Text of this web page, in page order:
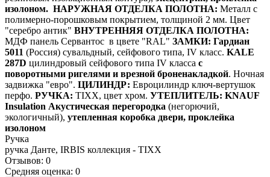
изолоном. НАРУЖНАЯ ОТДЕЛКА ПОЛОТНА: Металл с
полимерно-порошковым покрытием, толщиной 2 мм. Цвет
"серебро антик" ВНУТРЕННЯЯ ОТДЕЛКА ПОЛОТНА:
МДФ панель Сервантос в цвете "RAL" ЗАМКИ: Гардиан
5011 (Россия) сувальдный, сейфового типа, IV класс. KALE
287D цилиндровый сейфового типа IV класса с
поворотными ригелями и врезной броненакладкой. Ночная
задвижка "евро". ЦИЛИНДР: Евроцилиндр ключ-вертушок
перфо. РУЧКА: TIXX, цвет хром. УТЕПЛИТЕЛЬ: KNAUF
Insulation Акустическая перегородка (негорючий,
экологичный), утепленная коробка двери, проклейка
изолоном
Ручка
ручка Данте, IRBIS коллекция - TIXX
Отзывов: 0
Средняя оценка: 0